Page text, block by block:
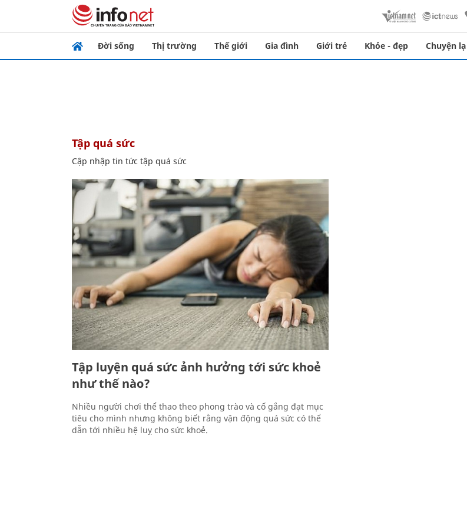
Đời sống Thị trường Thế giới Gia đình Giới trẻ Khỏe - đẹp Chuyện lạ
tập quá sức
Cập nhập tin tức tập quá sức
Tập luyện quá sức ảnh hưởng tới sức khoẻ
như thế nào?
Nhiều người chơi thể thao theo phong trào và cố gắng đạt mục
tiêu cho mình nhưng không biết rằng vận động quá sức có thể
dẫn tới nhiều hệ luỵ cho sức khoẻ.